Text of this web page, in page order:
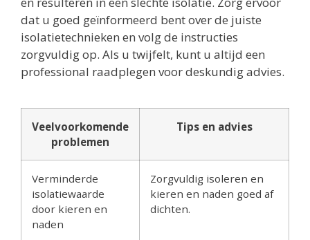
dat u goed geïnformeerd bent over de juiste
isolatietechnieken en volg de instructies
zorgvuldig op. Als u twijfelt, kunt u altijd een
professional raadplegen voor deskundig advies.
Veelvoorkomende
problemen
Tips en advies
Verminderde
isolatiewaarde
door kieren en
naden
Zorgvuldig isoleren en
kieren en naden goed af
dichten.